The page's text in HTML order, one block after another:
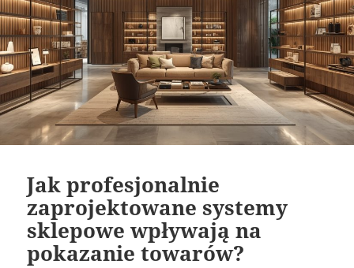
Jak profesjonalnie
zaprojektowane systemy
sklepowe wpływają na
pokazanie towarów?